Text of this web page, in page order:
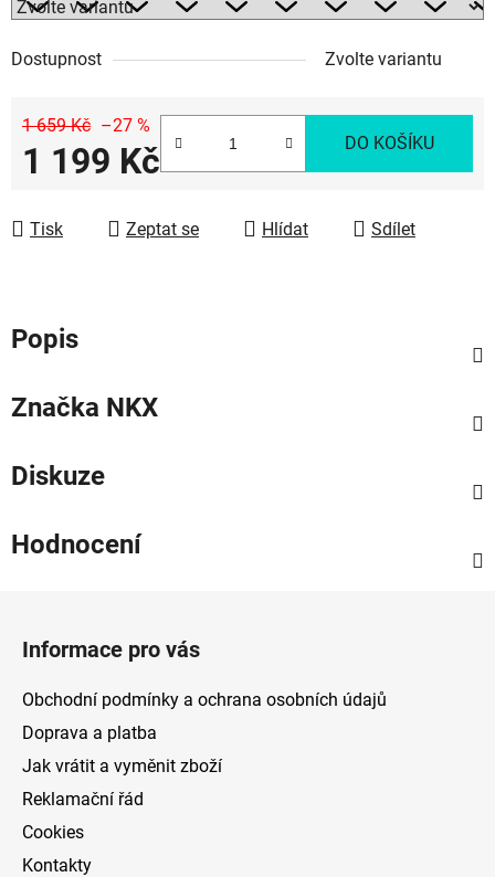
Dostupnost Zvolte variantu
1 659 Kč –27 %
1 199 Kč DO KOŠÍKU
Tisk Zeptat se Hlídat Sdílet
Popis
Značka NKX
Diskuze
Hodnocení
Informace pro vás
Obchodní podmínky a ochrana osobních údajů
Doprava a platba
Jak vrátit a vyměnit zboží
Reklamační řád
Cookies
Kontakty